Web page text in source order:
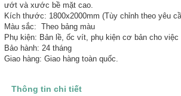
ướt và xước bề mặt cao.
Kích thước: 1800x2000mm (Tùy chỉnh theo yêu
Màu sắc: Theo bảng màu
Phụ kiện: Bản lề, ốc vít, phụ kiện cơ bản cho việc
Bảo hành: 24 tháng
Giao hàng: Giao hàng toàn quốc.
Thông tin chi tiết